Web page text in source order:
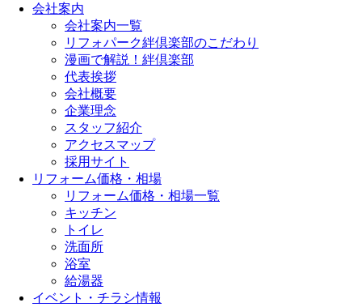
会社案内
会社案内一覧
リフォパーク絆倶楽部のこだわり
漫画で解説！絆倶楽部
代表挨拶
会社概要
企業理念
スタッフ紹介
アクセスマップ
採用サイト
リフォーム価格・相場
リフォーム価格・相場一覧
キッチン
トイレ
洗面所
浴室
給湯器
イベント・チラシ情報